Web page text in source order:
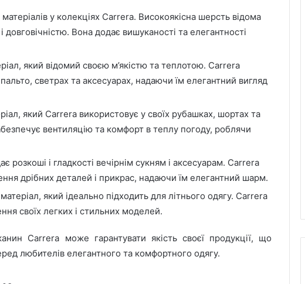
у колекціях Carrera. Високоякісна шерсть відома
довговічністю. Вона додає вишуканості та елегантності
який відомий своєю м’якістю та теплотою. Carrera
светрах та аксесуарах, надаючи їм елегантний вигляд
який Carrera використовує у своїх рубашках, шортах та
вентиляцію та комфорт в теплу погоду, роблячи
і гладкості вечірнім сукням і аксесуарам. Carrera
дрібних деталей і прикрас, надаючи їм елегантний шарм.
який ідеально підходить для літнього одягу. Carrera
своїх легких і стильних моделей.
Carrera може гарантувати якість своєї продукції, що
любителів елегантного та комфортного одягу.